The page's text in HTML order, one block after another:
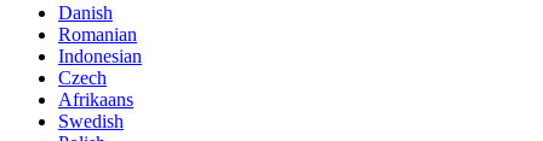
Danish
Romanian
Indonesian
Czech
Afrikaans
Swedish